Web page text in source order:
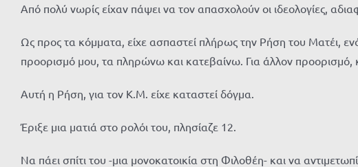
Από πολύ νωρίς είχαν πάψει να τον απασχολούν οι ιδεολογίες,
Ως προς τα κόμματα, είχε ασπαστεί πλήρως την Ρήση του Ματέι,
προορισμό μου, τα πληρώνω και κατεβαίνω. Για άλλον προορισμό,
Αυτή η Ρήση, για τον Κ.Μ. είχε καταστεί δόγμα.
Έριξε μια ματιά στο ρολόι του, πλησίαζε 12.
Να πάει σπίτι του -μια μονοκατοικία στη Φιλοθέη- και να